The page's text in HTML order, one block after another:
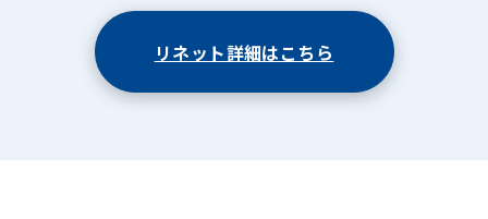
リネット詳細はこちら